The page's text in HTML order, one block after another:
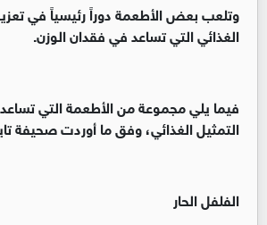
وتلعب بعض الأطعمة دوراً رئيسياً في
الغذائي التي تساعد في فقدان الوزن.
فيما يلي مجموعة من الأطعمة التي
التمثيل الغذائي، وفق ما أوردت صحيفة
الفلفل الحار